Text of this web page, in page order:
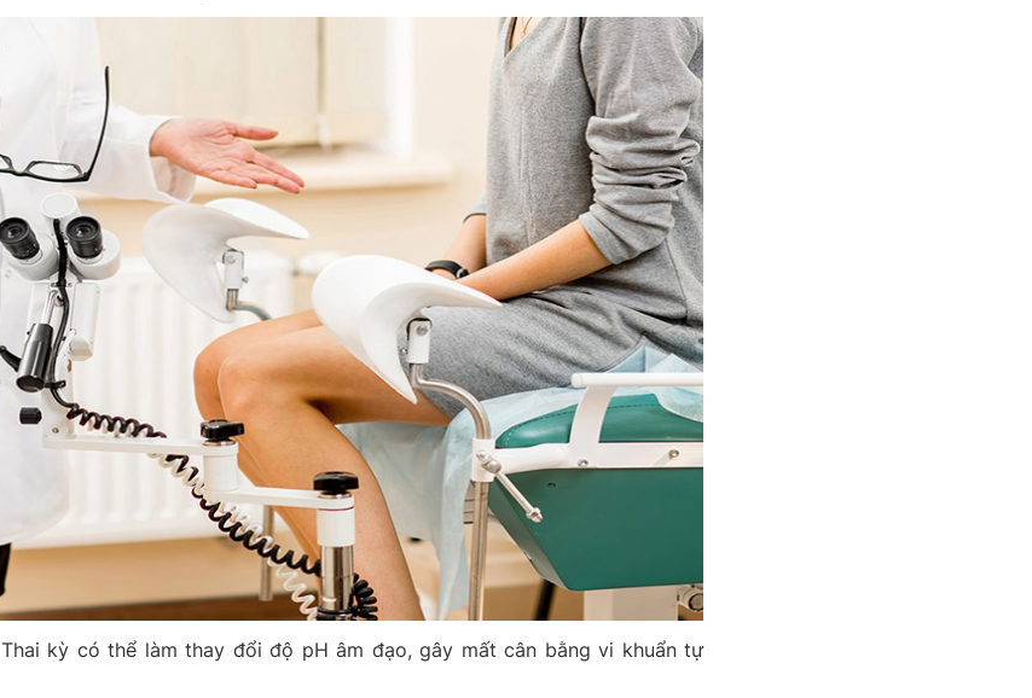
Thai kỳ có thể làm thay đổi độ pH âm đạo, gây mất cân bằng vi khuẩn tự